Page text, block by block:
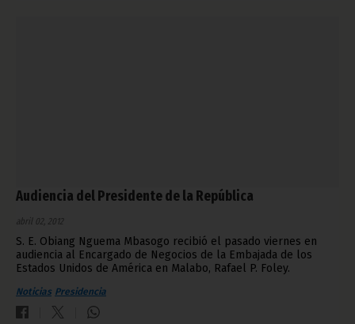
Audiencia del Presidente de la República
abril 02, 2012
S. E. Obiang Nguema Mbasogo recibió el pasado viernes en
audiencia al Encargado de Negocios de la Embajada de los
Estados Unidos de América en Malabo, Rafael P. Foley.
Noticias Presidencia